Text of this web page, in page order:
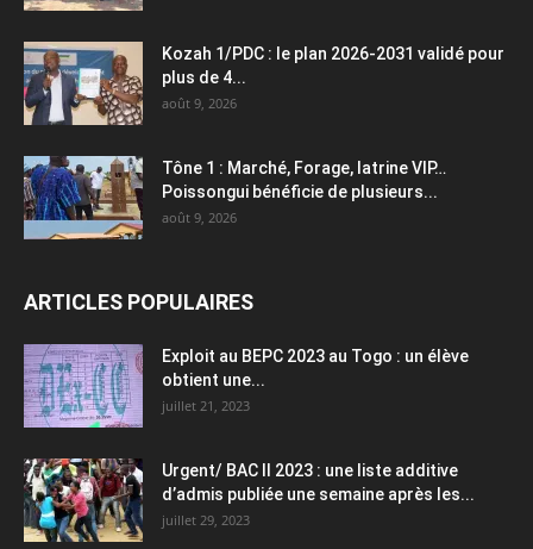
Kozah 1/PDC : le plan 2026-2031 validé pour
plus de 4...
août 9, 2026
Tône 1 : Marché, Forage, latrine VIP…
Poissongui bénéficie de plusieurs...
août 9, 2026
ARTICLES POPULAIRES
Exploit au BEPC 2023 au Togo : un élève
obtient une...
juillet 21, 2023
Urgent/ BAC II 2023 : une liste additive
d’admis publiée une semaine après les...
juillet 29, 2023